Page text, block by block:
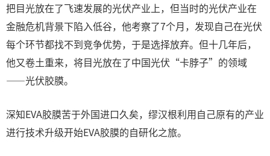
把目光放在了飞速发展的光伏产业上，但当时的光伏产业在
金融危机背景下陷入低谷，他考察了7个月，发现自己在光伏
每个环节都找不到竞争优势，于是选择放弃。但十几年后，
他又卷土重来，将目光放在了中国光伏“卡脖子”的领域
——光伏胶膜。
深知EVA胶膜苦于外国进口久矣，缪汉根利用自己原有的产业
进行技术升级开始EVA胶膜的自研化之旅。